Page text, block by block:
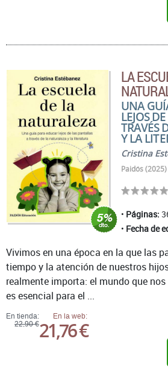
LA
UNA
LEJOS
TRAVÉS
Y LA
Cristina
Paidós (2025)
Páginas:
Fecha de
En tienda:
22,90 €
En la web:
21,76 €
Vivimos en una época en la que las
tiempo y la atención de nuestros
realmente importa: el mundo que
es esencial para el ...